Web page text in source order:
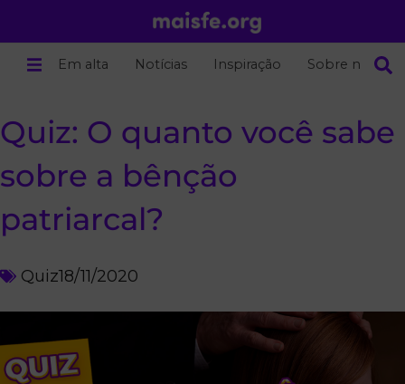
Em alta Notícias Inspiração Sobre nós
Quiz: O quanto você sabe
sobre a bênção
patriarcal?
Quiz18/11/2020